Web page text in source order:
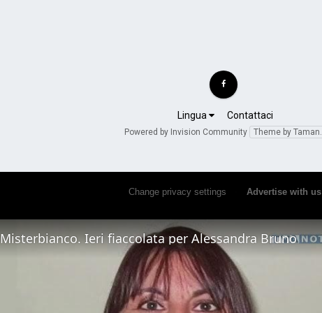
Lingua Contattaci
Powered by Invision Community Theme by Taman.
Change privacy settings Advertise with us
Misterbianco. Ieri fiaccolata per Alessandra Bruno